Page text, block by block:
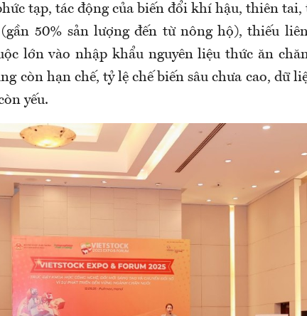
tạp, tác động của biến đổi khí hậu, thiên tai,
50% sản lượng đến từ nông hộ), thiếu
lớn vào nhập khẩu nguyên liệu thức ăn
còn hạn chế, tỷ lệ chế biến sâu chưa cao, dữ
yếu.